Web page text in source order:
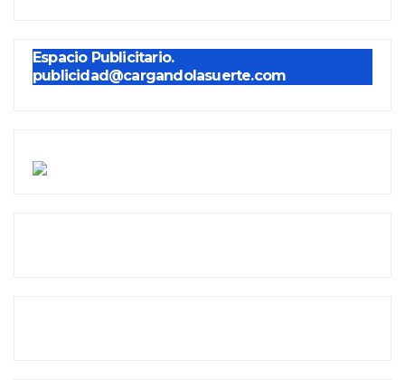
Espacio Publicitario.
publicidad@cargandolasuerte.com